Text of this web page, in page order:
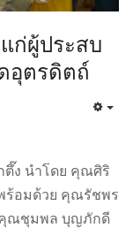
ก่ผู้ประสบ
อุตรดิตถ์
ตึ๊ง นำโดย คุณศิริ
ร้อมด้วย คุณรัชพร
คุณชุมพล บุญภักดี